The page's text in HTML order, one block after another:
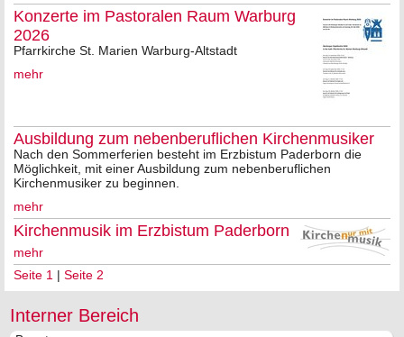
Konzerte im Pastoralen Raum Warburg
2026
Pfarrkirche St. Marien Warburg-Altstadt
mehr
Ausbildung zum nebenberuflichen Kirchenmusiker
Nach den Sommerferien besteht im Erzbistum Paderborn die
Möglichkeit, mit einer Ausbildung zum nebenberuflichen
Kirchenmusiker zu beginnen.
mehr
Kirchenmusik im Erzbistum Paderborn
mehr
Seite 1 | Seite 2
Interner Bereich